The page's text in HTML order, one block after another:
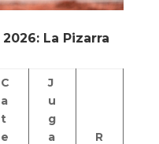
La Pizarra
C
a
t
e
J
u
g
a
R